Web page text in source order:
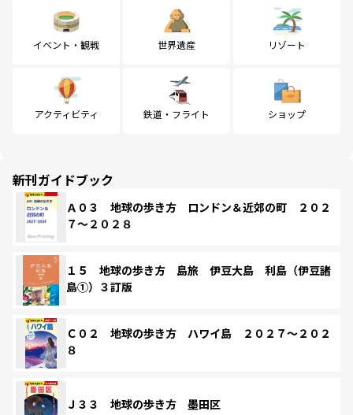
イベント・観戦 世界遺産 リゾート
アクティビティ 鉄道・フライト ショップ
新刊ガイドブック
Ａ０３ 地球の歩き方 ロンドン＆近郊の町 ２０２
７～２０２８
１５ 地球の歩き方 島旅 伊豆大島 利島（伊豆諸
島①）３訂版
Ｃ０２ 地球の歩き方 ハワイ島 ２０２７～２０２
８
Ｊ３３ 地球の歩き方 墨田区